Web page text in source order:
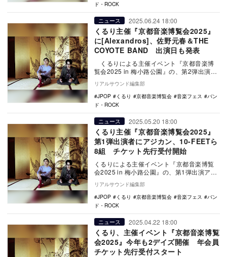
ド・ROCK
ニュース 2025.06.24 18:00
くるり主催『京都音楽博覧会2025』
に[Alexandros]、佐野元春＆THE
COYOTE BAND 出演日も発表
くるりによる主催イベント『京都音楽博
覧会2025 in 梅小路公園』の、第2弾出演ア
ーティストが発表。また、あわせて出演
日…
リアルサウンド編集部
JPOP
くるり 京都音楽博覧会 音楽フェス
バン
ド・ROCK
ニュース 2025.05.20 18:00
くるり主催『京都音楽博覧会2025』
第1弾出演者にアジカン、10-FEETら
8組 チケット先行受付開始
くるりによる主催イベント『京都音楽博覧
会2025 in 梅小路公園』の、第1弾出演アー
ティストが発表された。 10月11日、…
リアルサウンド編集部
JPOP
くるり 京都音楽博覧会 音楽フェス
バン
ド・ROCK
ニュース 2025.04.22 18:00
くるり、主催イベント『京都音楽博覧
会2025』今年も2デイズ開催 年会員
チケット先行受付スタート